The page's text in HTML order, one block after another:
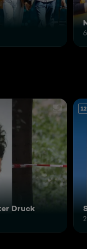
Druck
12